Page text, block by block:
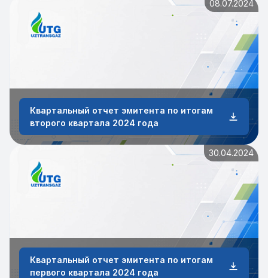
08.07.2024
Квартальный отчет эмитента по итогам
второго квартала 2024 года
30.04.2024
Квартальный отчет эмитента по итогам
первого квартала 2024 года